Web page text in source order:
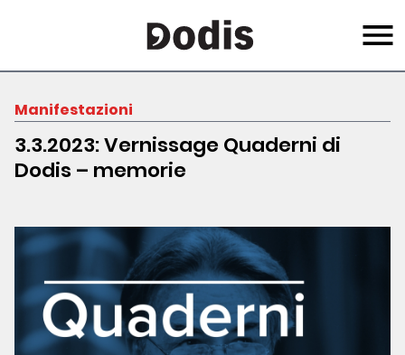
principale
Menu
Manifestazioni
3.3.2023: Vernissage Quaderni di
Dodis – memorie